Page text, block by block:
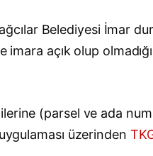
Belediyesi İmar
imara açık olup
(parsel ve ada
üzerinden